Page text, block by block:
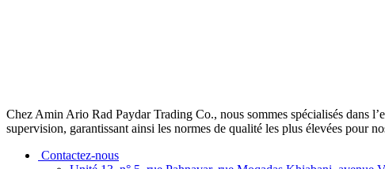
Chez Amin Ario Rad Paydar Trading Co., nous sommes spécialisés dans
supervision, garantissant ainsi les normes de qualité les plus élevées pour
Contactez-nous